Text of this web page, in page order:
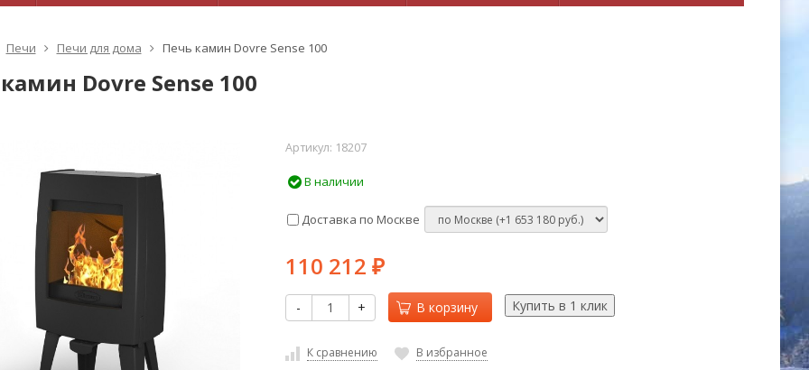
Печи Печи для дома Печь камин Dovre Sense 100
Dovre Sense 100
Артикул: 18207
В наличии
Доставка по Москве
110 212 ₽
- + В корзину
К сравнению В избранное